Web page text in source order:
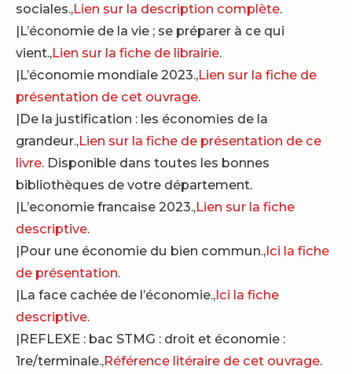
sociales.,Lien sur la description complète.
|L’économie de la vie ; se préparer à ce qui
vient.,Lien sur la fiche de librairie.
|L’économie mondiale 2023.,Lien sur la fiche de
présentation de cet ouvrage.
|De la justification : les économies de la
grandeur.,Lien sur la fiche de présentation de ce
livre. Disponible dans toutes les bonnes
bibliothèques de votre département.
|L’economie francaise 2023.,Lien sur la fiche
descriptive.
|Pour une économie du bien commun.,Ici la fiche
de présentation.
|La face cachée de l’économie.,Ici la fiche
descriptive.
|REFLEXE : bac STMG : droit et économie :
1re/terminale.,Référence litéraire de cet ouvrage.